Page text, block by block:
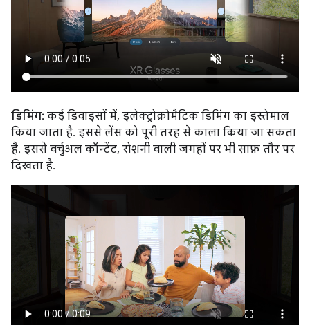
डिमिंग: कई डिवाइसों में, इलेक्ट्रोक्रोमैटिक डिमिंग का इस्तेमाल
किया जाता है. इससे लेंस को पूरी तरह से काला किया जा सकता
है. इससे वर्चुअल कॉन्टेंट, रोशनी वाली जगहों पर भी साफ़ तौर पर
दिखता है.